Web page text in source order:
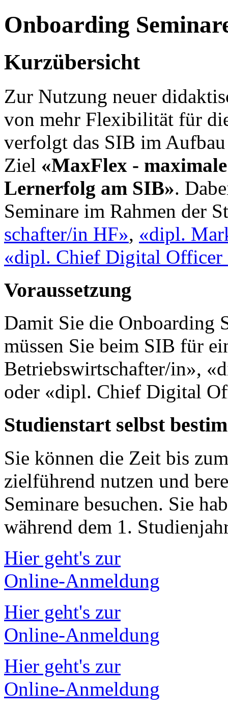
Onboarding
Kurzübersicht
Zur Nutzung neuer
von mehr Flexibilität für
verfolgt das SIB im Aufbau
Ziel «MaxFlex -
Lernerfolg am SIB».
Seminare im Rahmen der
schafter/in HF», «dipl.
«dipl. Chief Digital Officer
Voraussetzung
Damit Sie die Onboarding
müssen Sie beim SIB für
Betriebswirtschafter/in»,
oder «dipl. Chief Digital
Studienstart selbst
Sie können die Zeit bis
zielführend nutzen und
Seminare besuchen. Sie
während dem 1.
Hier geht's zur
Online-Anmeldung
Hier geht's zur
Online-Anmeldung
Hier geht's zur
Online-Anmeldung